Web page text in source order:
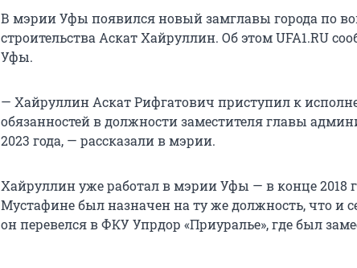
В мэрии Уфы появился новый замглавы города по
строительства Аскат Хайруллин. Об этом UFA1.RU
Уфы.
— Хайруллин Аскат Рифгатович приступил к
обязанностей в должности заместителя главы
2023 года, — рассказали в мэрии.
Хайруллин уже работал в мэрии Уфы — в конце 2018
Мустафине был назначен на ту же должность, что и
он перевелся в ФКУ Упрдор «Приуралье», где был